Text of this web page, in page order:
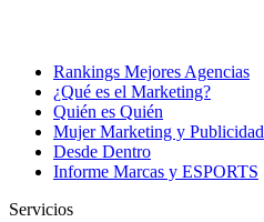
Rankings Mejores Agencias
¿Qué es el Marketing?
Quién es Quién
Mujer Marketing y Publicidad
Desde Dentro
Informe Marcas y ESPORTS
Servicios